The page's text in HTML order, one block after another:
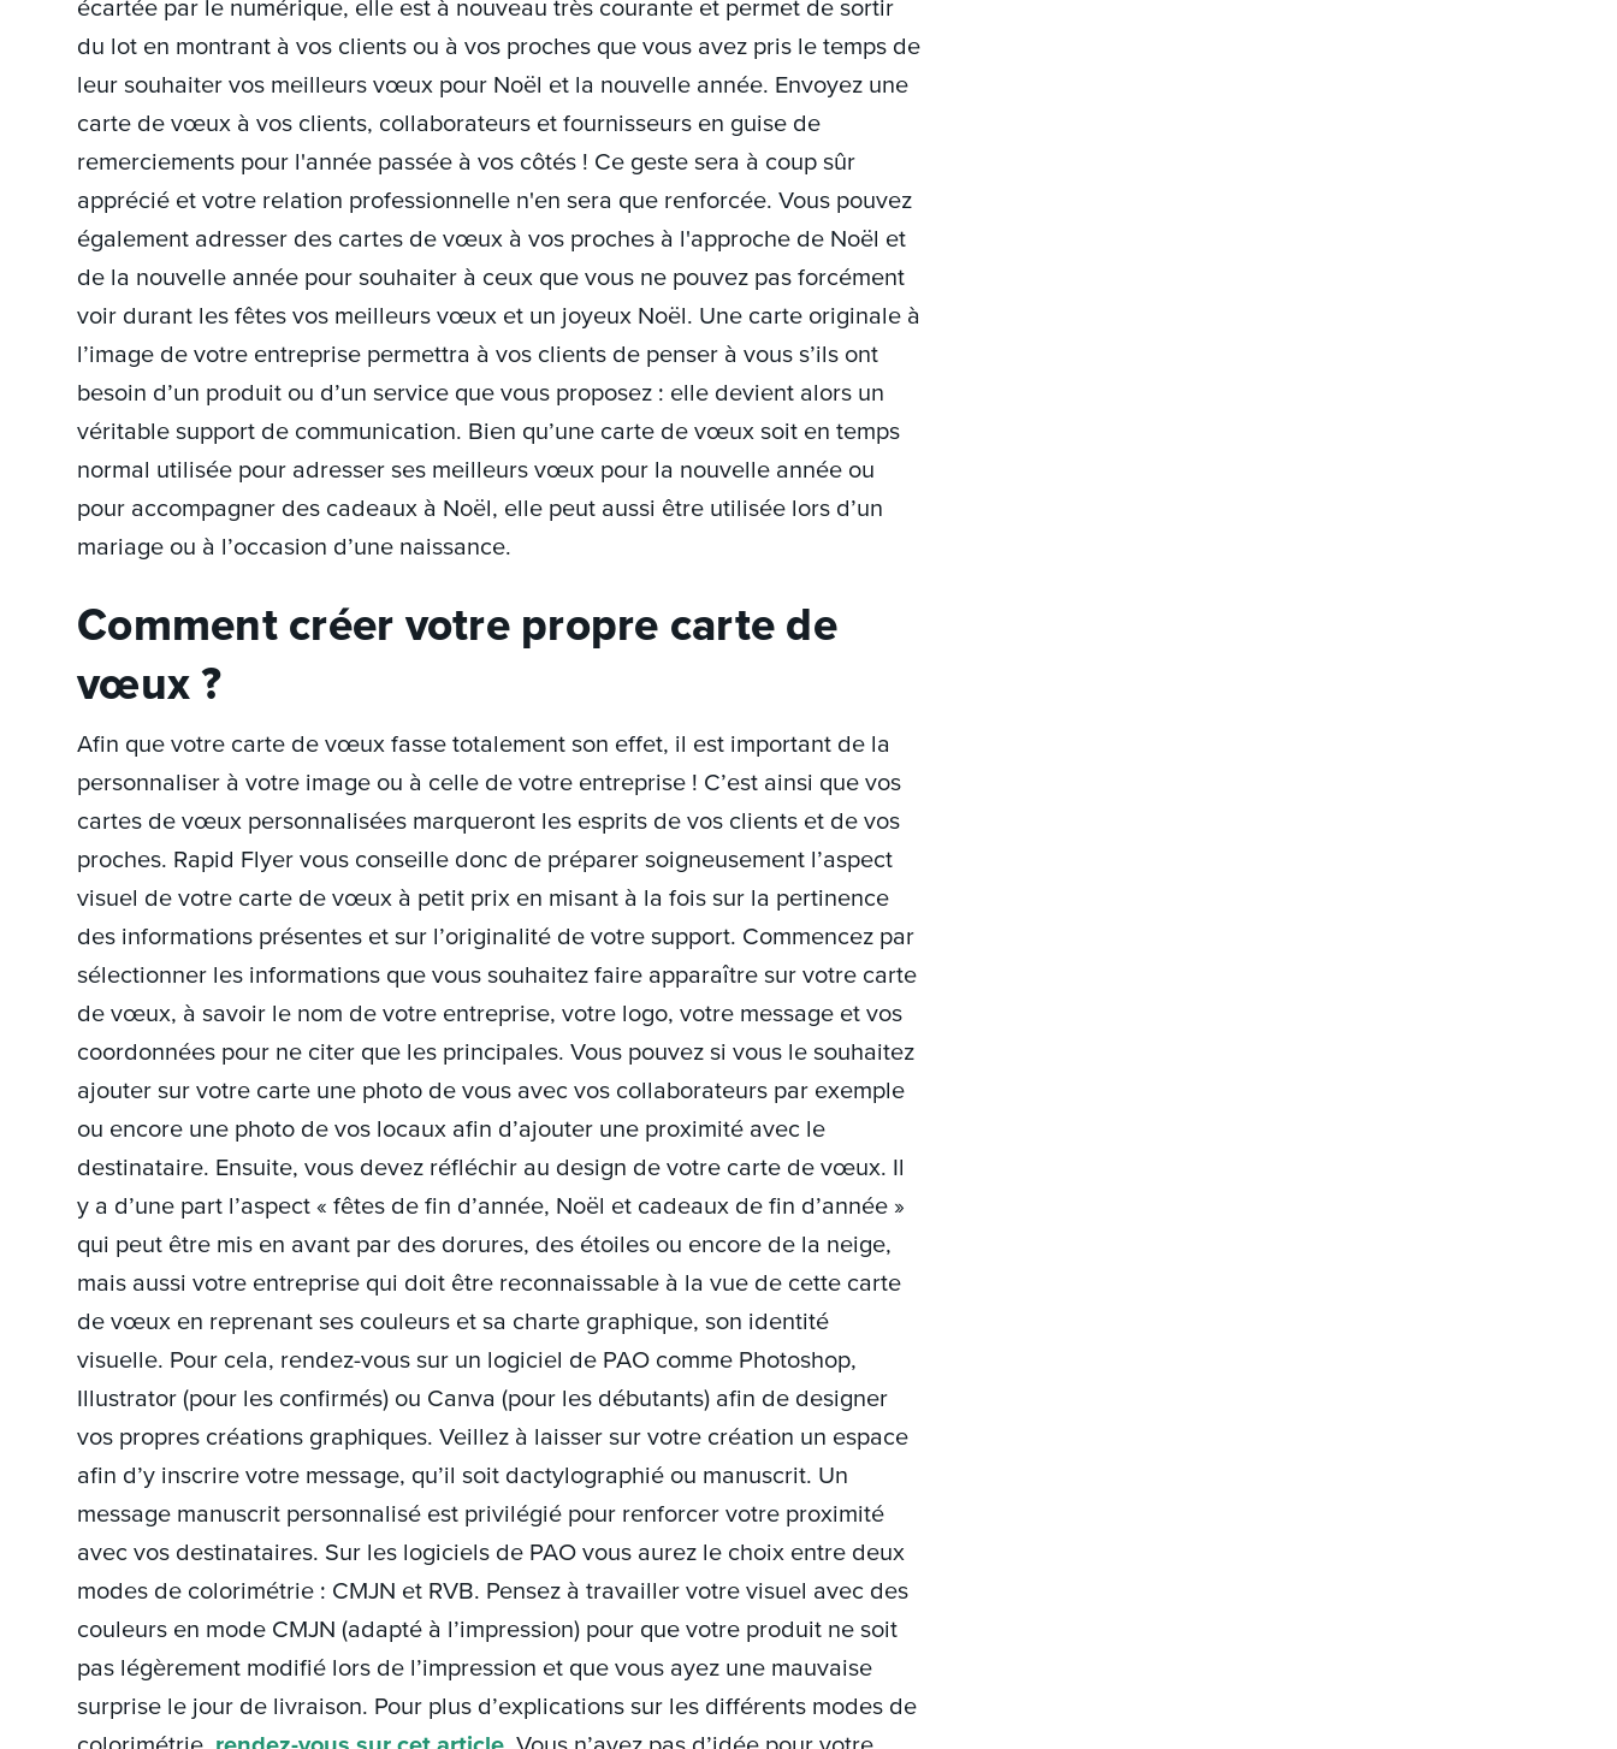
écartée par le numérique, elle est à nouveau très courante et permet de sortir
du lot en montrant à vos clients ou à vos proches que vous avez pris le temps de
leur souhaiter vos meilleurs vœux pour Noël et la nouvelle année. Envoyez une
carte de vœux à vos clients, collaborateurs et fournisseurs en guise de
remerciements pour l'année passée à vos côtés ! Ce geste sera à coup sûr
apprécié et votre relation professionnelle n'en sera que renforcée. Vous pouvez
également adresser des cartes de vœux à vos proches à l'approche de Noël et
de la nouvelle année pour souhaiter à ceux que vous ne pouvez pas forcément
voir durant les fêtes vos meilleurs vœux et un joyeux Noël. Une carte originale à
l’image de votre entreprise permettra à vos clients de penser à vous s’ils ont
besoin d’un produit ou d’un service que vous proposez : elle devient alors un
véritable support de communication. Bien qu’une carte de vœux soit en temps
normal utilisée pour adresser ses meilleurs vœux pour la nouvelle année ou
pour accompagner des cadeaux à Noël, elle peut aussi être utilisée lors d’un
mariage ou à l’occasion d’une naissance.
Comment créer votre propre carte de
vœux ?
Afin que votre carte de vœux fasse totalement son effet, il est important de la
personnaliser à votre image ou à celle de votre entreprise ! C’est ainsi que vos
cartes de vœux personnalisées marqueront les esprits de vos clients et de vos
proches. Rapid Flyer vous conseille donc de préparer soigneusement l’aspect
visuel de votre carte de vœux à petit prix en misant à la fois sur la pertinence
des informations présentes et sur l’originalité de votre support. Commencez par
sélectionner les informations que vous souhaitez faire apparaître sur votre carte
de vœux, à savoir le nom de votre entreprise, votre logo, votre message et vos
coordonnées pour ne citer que les principales. Vous pouvez si vous le souhaitez
ajouter sur votre carte une photo de vous avec vos collaborateurs par exemple
ou encore une photo de vos locaux afin d’ajouter une proximité avec le
destinataire. Ensuite, vous devez réfléchir au design de votre carte de vœux. Il
y a d’une part l’aspect « fêtes de fin d’année, Noël et cadeaux de fin d’année »
qui peut être mis en avant par des dorures, des étoiles ou encore de la neige,
mais aussi votre entreprise qui doit être reconnaissable à la vue de cette carte
de vœux en reprenant ses couleurs et sa charte graphique, son identité
visuelle. Pour cela, rendez-vous sur un logiciel de PAO comme Photoshop,
Illustrator (pour les confirmés) ou Canva (pour les débutants) afin de designer
vos propres créations graphiques. Veillez à laisser sur votre création un espace
afin d’y inscrire votre message, qu’il soit dactylographié ou manuscrit. Un
message manuscrit personnalisé est privilégié pour renforcer votre proximité
avec vos destinataires. Sur les logiciels de PAO vous aurez le choix entre deux
modes de colorimétrie : CMJN et RVB. Pensez à travailler votre visuel avec des
couleurs en mode CMJN (adapté à l’impression) pour que votre produit ne soit
pas légèrement modifié lors de l’impression et que vous ayez une mauvaise
surprise le jour de livraison. Pour plus d’explications sur les différents modes de